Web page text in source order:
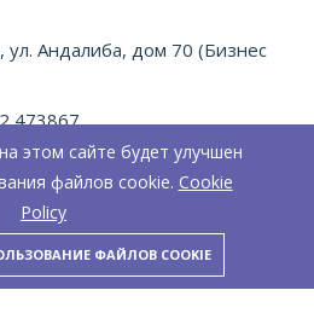
Андалиба, дом 70 (Бизнес
473867
18:00 Пон - Пятн
этом сайте будет улучшен
файлов cookie. Cookie
Policy
ФАЙЛОВ COOKIE